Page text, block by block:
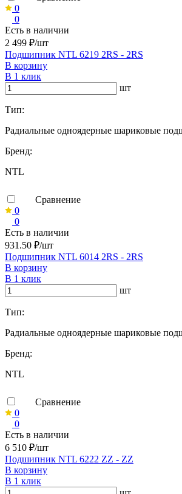
0
0
Есть в наличии
2 499 ₽/шт
Подшипник NTL 6219 2RS - 2RS
В корзину
В 1 клик
шт
Тип:
Радиальные одноядерные шариковые
Бренд:
NTL
Сравнение
0
0
Есть в наличии
931.50 ₽/шт
Подшипник NTL 6014 2RS - 2RS
В корзину
В 1 клик
шт
Тип:
Радиальные одноядерные шариковые
Бренд:
NTL
Сравнение
0
0
Есть в наличии
6 510 ₽/шт
Подшипник NTL 6222 ZZ - ZZ
В корзину
В 1 клик